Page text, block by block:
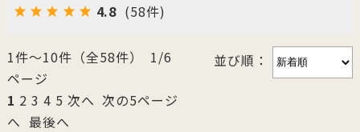
4.8 (58件)
1件～10件（全58件） 1/6
ページ
1 2 3 4 5 次へ 次の5ページ
へ 最後へ
並び順：